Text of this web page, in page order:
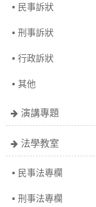
民事訴狀
刑事訴狀
行政訴狀
其他
演講專題
法學教室
民事法專欄
刑事法專欄